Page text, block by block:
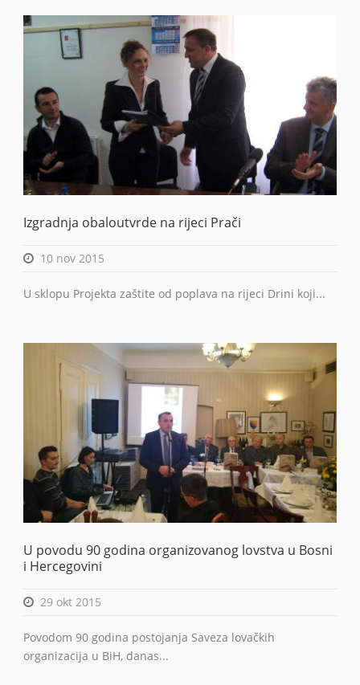
Izgradnja obaloutvrde na rijeci Prači
10 nov 2015
U sklopu Projekta zaštite od poplava na rijeci Drini koji...
U povodu 90 godina organizovanog lovstva u Bosni
i Hercegovini
29 okt 2015
Povodom 90 godina postojanja Saveza lovačkih
organizacija u BiH, danas...